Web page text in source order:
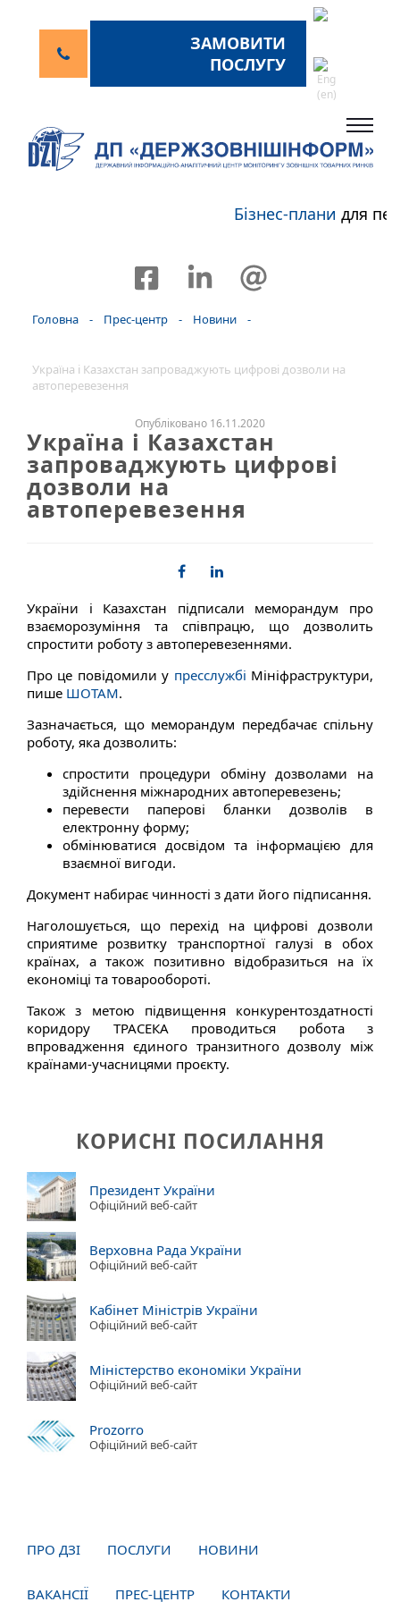
ЗАМОВИТИ
ПОСЛУГУ
Бізнес-планидля
Головна - Прес-центр - Новини -
Україна і Казахстан запроваджують цифрові дозволи на
автоперевезення
Опубліковано 16.11.2020
Україна і Казахстан
запроваджують цифрові
дозволи на
автоперевезення
України і Казахстан підписали меморандум про
взаєморозуміння та співпрацю, що дозволить
спростити роботу з автоперевезеннями.
Про це повідомили у пресслужбі Мініфраструктури,
пише ШОТАМ.
Зазначається, що меморандум передбачає спільну
роботу, яка дозволить:
спростити процедури обміну дозволами на
здійснення міжнародних автоперевезень;
перевести паперові бланки дозволів в
електронну форму;
обмінюватися досвідом та інформацією для
взаємної вигоди.
Документ набирає чинності з дати його підписання.
Наголошується, що перехід на цифрові дозволи
сприятиме розвитку транспортної галузі в обох
країнах, а також позитивно відобразиться на їх
економіці та товарообороті.
Також з метою підвищення конкурентоздатності
коридору ТРАСЕКА проводиться робота з
впровадження єдиного транзитного дозволу між
країнами-учасницями проєкту.
КОРИСНІ ПОСИЛАННЯ
Президент України
Офіційний веб-сайт
Верховна Рада України
Офіційний веб-сайт
Кабінет Міністрів України
Офіційний веб-сайт
Міністерство економіки України
Офіційний веб-сайт
Prozorro
Офіційний веб-сайт
ПРО ДЗІ ПОСЛУГИ НОВИНИ
ВАКАНСІЇ ПРЕС-ЦЕНТР КОНТАКТИ